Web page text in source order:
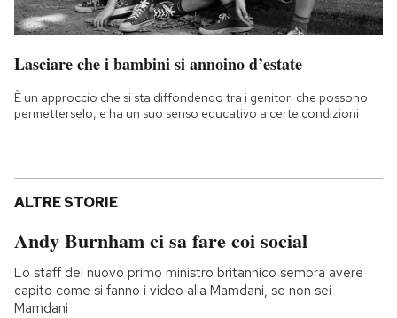
Lasciare che i bambini si annoino d’estate
È un approccio che si sta diffondendo tra i genitori che possono
permetterselo, e ha un suo senso educativo a certe condizioni
ALTRE STORIE
Andy Burnham ci sa fare coi social
Lo staff del nuovo primo ministro britannico sembra avere
capito come si fanno i video alla Mamdani, se non sei
Mamdani